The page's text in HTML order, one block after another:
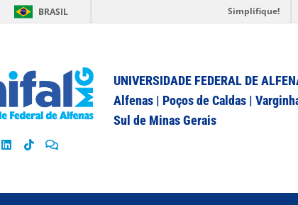
BRASIL Simplifique!
UNIVERSIDADE FEDERAL DE
Alfenas | Poços de Caldas |
Sul de Minas Gerais